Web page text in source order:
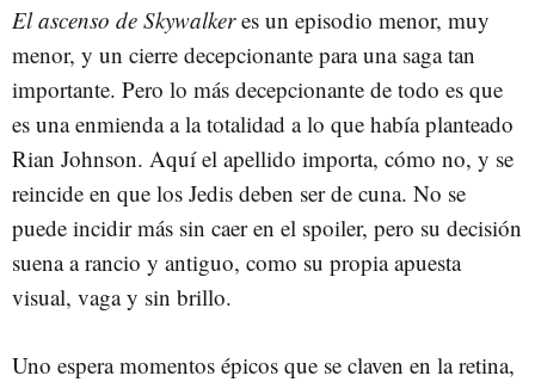
El ascenso de Skywalkeres un episodio menor, muy
menor, y un cierre decepcionante para una saga tan
importante. Pero lo más decepcionante de todo es que
es una enmienda a la totalidad a lo que había planteado
Rian Johnson. Aquí el apellido importa, cómo no, y se
reincide en que los Jedis deben ser de cuna. No se
puede incidir más sin caer en el spoiler, pero su decisión
suena a rancio y antiguo, como su propia apuesta
visual, vaga y sin brillo.
Uno espera momentos épicos que se claven en la retina,